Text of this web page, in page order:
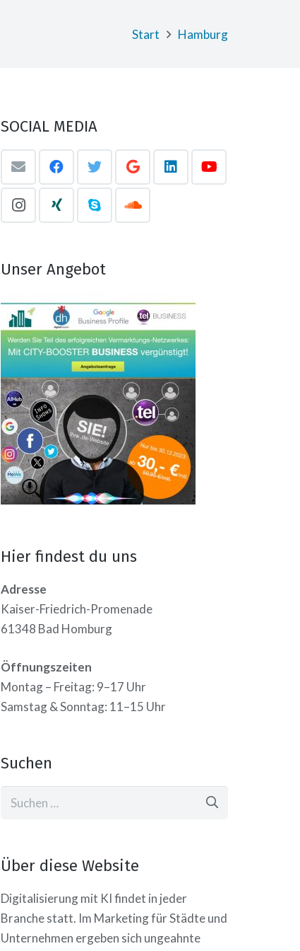
Start Hamburg
SOCIAL MEDIA
Unser Angebot
Hier findest du uns
Adresse
Kaiser-Friedrich-Promenade
61348 Bad Homburg
Öffnungszeiten
Montag – Freitag: 9–17 Uhr
Samstag & Sonntag: 11–15 Uhr
Suchen
Suchen
Über diese Website
Digitalisierung mit KI findet in jeder
Branche statt. Im Marketing für Städte und
Unternehmen ergeben sich ungeahnte